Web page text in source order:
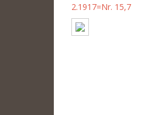
2.1917=Nr. 15,7